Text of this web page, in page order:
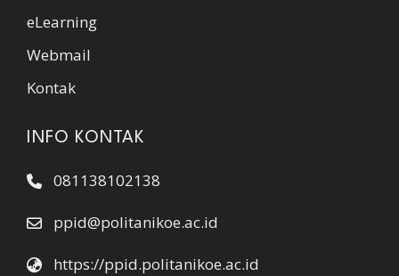
eLearning
Webmail
Kontak
INFO KONTAK
081138102138
ppid@politanikoe.ac.id
https://ppid.politanikoe.ac.id